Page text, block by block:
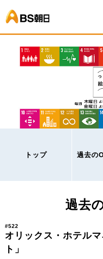
トップ 過去の
過去
#522
オリックス・ホテル
ト」